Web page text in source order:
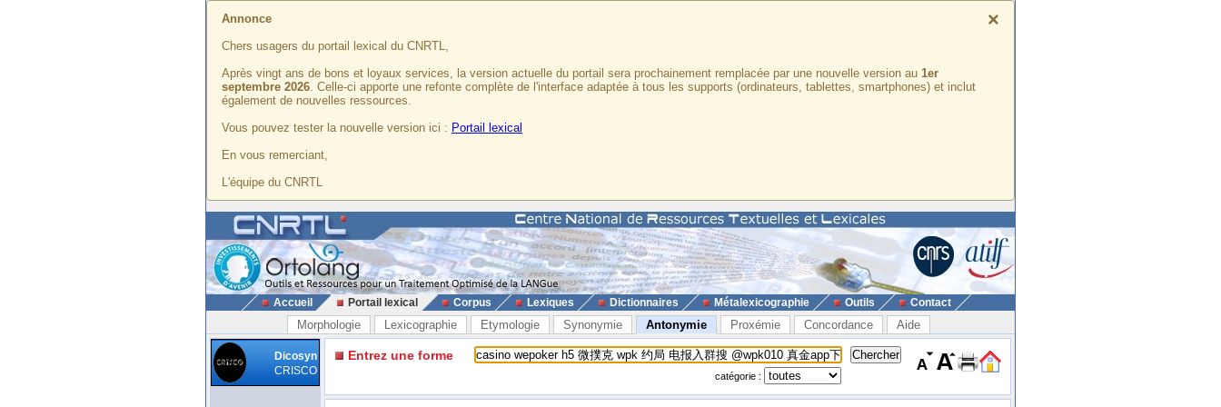
×
Annonce
Chers usagers du portail lexical du CNRTL,
Après vingt ans de bons et loyaux services, la version actuelle du portail sera prochainement remplacée par une nouvelle version au 1er
septembre 2026. Celle-ci apporte une refonte complète de l'interface adaptée à tous les supports (ordinateurs, tablettes, smartphones) et inclut
également de nouvelles ressources.
Vous pouvez tester la nouvelle version ici : Portail lexical
En vous remerciant,
L'équipe du CNRTL
Accueil Portail lexical Corpus Lexiques Dictionnaires Métalexicographie Outils Contact
Morphologie Lexicographie Etymologie Synonymie Antonymie Proxémie Concordance Aide
Dicosyn
CRISCO
Entrez une forme
catégorie :